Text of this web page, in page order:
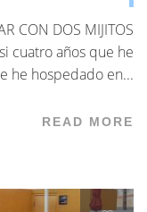
CON DOS MIJITOS
cuatro años que he
he hospedado en...
READ MORE